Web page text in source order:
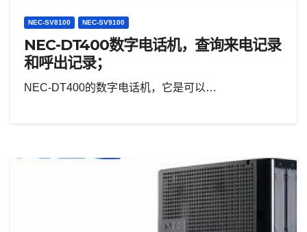
NEC-SV8100 NEC-SV9100
NEC-DT400数字电话机，查询来电记录
和呼出记录；
NEC-DT400的数字电话机，它是可以…